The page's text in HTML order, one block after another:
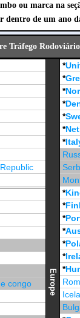
ou marca na
dentro de um ano
Tráfego
congo
Europe
*
*
*
*
*
*
*
*
*
*
*
*
*
*